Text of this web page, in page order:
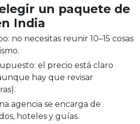
un paquete de
India
no necesitas reunir 10–15 cosas
el precio está claro
hay que revisar
agencia se encarga de
hoteles y guías.